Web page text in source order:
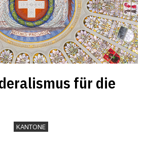
für die
KANTONE